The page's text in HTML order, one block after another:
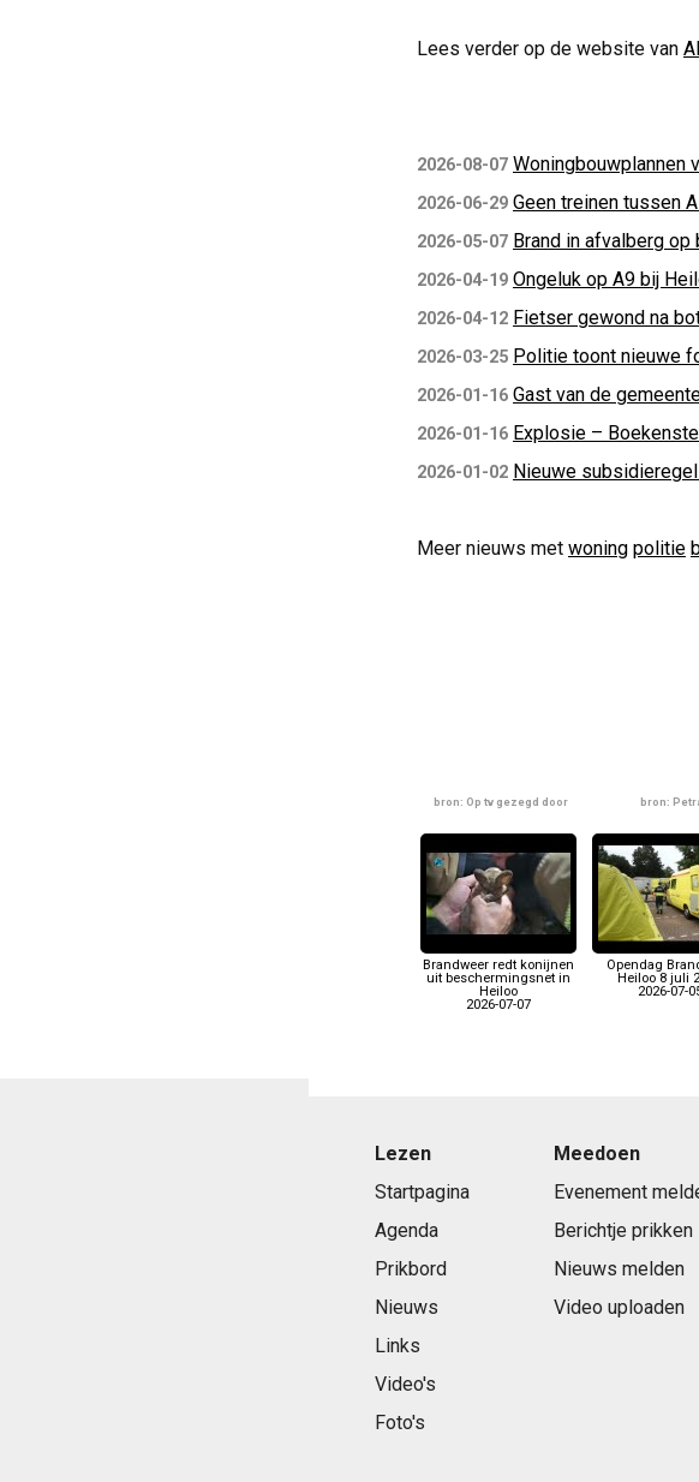
Lees verder op de website van
2026-08-07 Woningbouwplannen
2026-06-29 Geen treinen tussen
2026-05-07 Brand in afvalberg
2026-04-19 Ongeluk op A9 bij
2026-04-12 Fietser gewond na
2026-03-25 Politie toont nieuwe
2026-01-16 Gast van de
2026-01-16 Explosie –
2026-01-02 Nieuwe
Meer nieuws met woning politie
bron: Op tv gezegd door bron:
Brandweer redt konijnen
uit beschermingsnet in
Heiloo
2026-07-07
Opendag
Heiloo 8 juli
2026-07-
Lezen
Startpagina
Agenda
Prikbord
Nieuws
Links
Video's
Foto's
Meedoen
Evenement
Berichtje prikken
Nieuws melden
Video uploaden